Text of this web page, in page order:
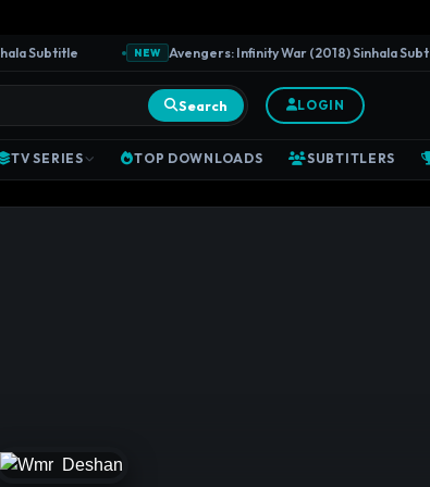
Subtitle NEW Avengers: Infinity War (2018) Sinhala Subtitle
Search LOGIN
TV SERIES TOP DOWNLOADS SUBTITLERS